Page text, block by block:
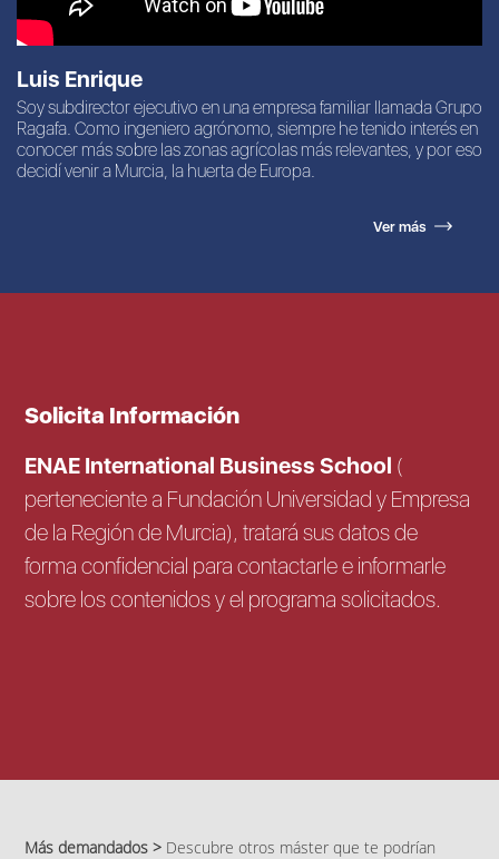
Luis Enrique
Soy subdirector ejecutivo en una empresa familiar llamada Grupo
Ragafa. Como ingeniero agrónomo, siempre he tenido interés en
conocer más sobre las zonas agrícolas más relevantes, y por eso
decidí venir a Murcia, la huerta de Europa.
Ver más
Solicita Información
ENAE International Business School (
perteneciente a Fundación Universidad y Empresa
de la Región de Murcia), tratará sus datos de
forma confidencial para contactarle e informarle
sobre los contenidos y el programa solicitados.
Más demandados > Descubre otros máster que te podrían